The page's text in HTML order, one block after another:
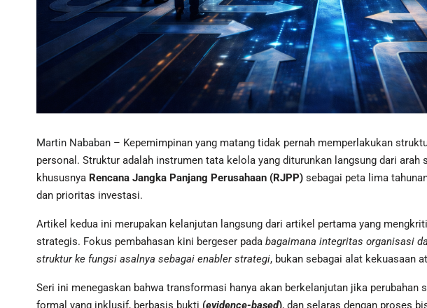
Martin Nababan – Kepemimpinan yang matang tidak pernah memperlakukan
personal. Struktur adalah instrumen tata kelola yang diturunkan langsung dari arah
khususnya Rencana Jangka Panjang Perusahaan (RJPP) sebagai peta lima
dan prioritas investasi.
Artikel kedua ini merupakan kelanjutan langsung dari artikel pertama yang
strategis. Fokus pembahasan kini bergeser pada bagaimana integritas organisasi
struktur ke fungsi asalnya sebagai enabler strategi, bukan sebagai alat kekuasaan
Seri ini menegaskan bahwa transformasi hanya akan berkelanjutan jika
formal yang inklusif, berbasis bukti (evidence-based), dan selaras dengan proses